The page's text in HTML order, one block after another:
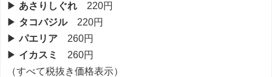
▶︎ あさりしぐれ 220円
▶︎ タコバジル220円
▶︎パエリア 260円
▶︎ イカスミ
260円
（すべて税抜き価格表示）